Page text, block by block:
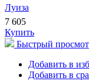
Луиза
7 605
Купить
Быстрый
Добавить в
Добавить в